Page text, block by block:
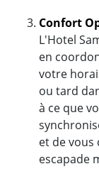
Confort
L'Hotel
en
votre
ou tard
à ce que
et de
escapade